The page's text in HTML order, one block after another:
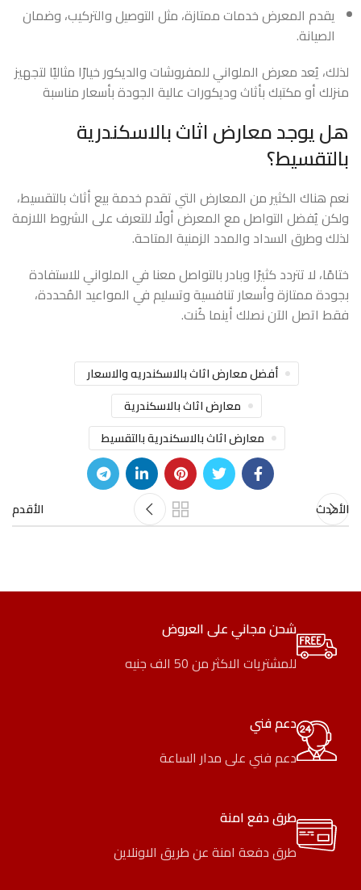
يقدم المعرض خدمات ممتازة، مثل التوصيل والتركيب، وضمان
الصيانة.
لذلك، يُعد معرض الملواني للمفروشات والديكور خيارًا مثاليًا لتجهيز
منزلك أو مكتبك بأثاث وديكورات عالية الجودة بأسعار مناسبة
هل يوجد معارض اثاث بالاسكندرية
بالتقسيط؟
نعم هناك الكثير من المعارض التي تقدم خدمة بيع أثاث بالتقسيط،
ولكن يُفضل التواصل مع المعرض أولًا للتعرف على الشروط اللازمة
لذلك وطرق السداد والمدد الزمنية المتاحة.
ختامًا، لا تتردد كثيرًا وبادر بالتواصل معنا في الملواني للاستفادة
بجودة ممتازة وأسعار تنافسية وتسليم في المواعيد المُحددة،
فقط اتصل الآن نصلك أينما كُنت.
أفضل معارض اثاث بالاسكندريه والاسعار
معارض اثاث بالاسكندرية
معارض اثاث بالاسكندرية بالتقسيط
الأحدث الأقدم
شحن مجاني على العروض
للمشتريات الاكثر من 50 الف جنيه
دعم فني
دعم فني على مدار الساعة
طرق دفع امنة
طرق دفعة امنة عن طريق الاونلاين